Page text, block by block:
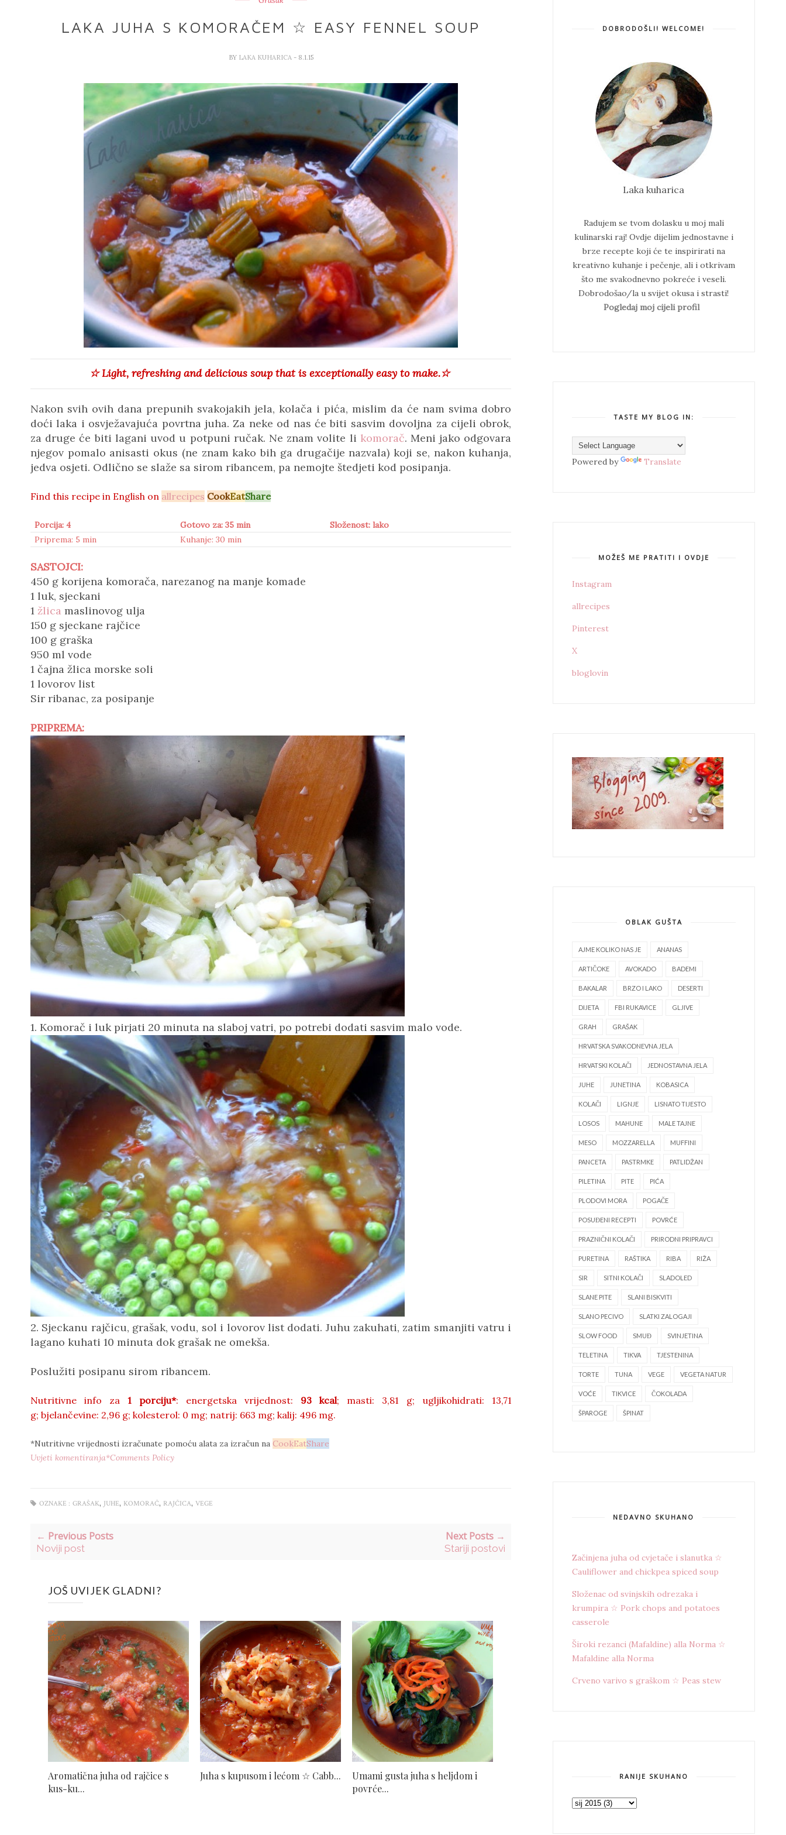
LAKA JUHA S KOMORAČEM ☆ EASY FENNEL SOUP
BY LAKA KUHARICA - 8.1.15
☆ Light, refreshinganddelicioussoup that is exceptionallyeasy to make.☆
Nakon svih ovih dana prepunih svakojakih jela, kolača i pića, mislim da će nam svima dobro
doći laka i osvježavajuća povrtna juha. Za neke od nas će biti sasvim dovoljna za cijeli obrok,
za druge će biti lagani uvod u potpuni ručak. Ne znam volite li komorač. Meni jako odgovara
njegov pomalo anisasti okus (ne znam kako bih ga drugačije nazvala) koji se, nakon kuhanja,
jedva osjeti. Odlično se slaže sa sirom ribancem, pa nemojte štedjeti kod posipanja.
Find this recipe in English on allrecipes CookEatShare
Porcija: 4 Gotovo za: 35 min
Složenost: lako
Priprema: 5 min
Kuhanje: 30 min
SASTOJCI:
450 g korijena komorača, narezanog na manje komade
1 luk, sjeckani
1 žlica maslinovog ulja
150 g sjeckane rajčice
100 g graška
950 ml vode
1 čajna žlica morske soli
1 lovorov list
Sir ribanac, za posipanje
PRIPREMA:
1. Komorač i luk pirjati 20 minuta na slaboj vatri, po potrebi dodati sasvim malo vode.
2. Sjeckanu rajčicu, grašak, vodu, sol i lovorov list dodati. Juhu zakuhati, zatim smanjiti vatru i
lagano kuhati 10 minuta dok grašak ne omekša.
Poslužiti posipanu sirom ribancem.
Nutritivne info za1 porciju*: energetska vrijednost: 93 kcal; masti: 3,81 g; ugljikohidrati: 13,71
g; bjelančevine: 2,96 g; kolesterol: 0 mg; natrij: 663 mg; kalij: 496 mg.
*Nutritivne vrijednosti izračunate pomoću alata za izračun na CookEatShare
Uvjeti komentiranja*Comments Policy
OZNAKE : GRAŠAK, JUHE, KOMORAČ, RAJČICA, VEGE
← Previous Posts
Noviji post
Next Posts →
Stariji postovi
JOŠ UVIJEK GLADNI?
Aromatična juha od rajčice s
kus-ku...
Juha s kupusom i lećom ☆ Cabb...
Umami gusta juha s heljdom i
povrće...
DOBRODOŠLI! WELCOME!
Laka kuharica
Radujem se tvom dolasku u moj mali
kulinarski raj! Ovdje dijelim jednostavne i
brze recepte koji će te inspirirati na
kreativno kuhanje i pečenje, ali i otkrivam
što me svakodnevno pokreće i veseli.
Dobrodošao/la u svijet okusa i strasti!
Pogledaj moj cijeli profil
TASTE MY BLOG IN:
Powered by Translate
MOŽEŠ ME PRATITI I OVDJE
Instagram
allrecipes
Pinterest
X
bloglovin
OBLAK GUŠTA
AJME KOLIKO NAS JE ANANAS
ARTIČOKE AVOKADO BADEMI
BAKALAR BRZO I LAKO DESERTI
DIJETA FBI RUKAVICE GLJIVE
GRAH GRAŠAK
HRVATSKA SVAKODNEVNA JELA
HRVATSKI KOLAČI JEDNOSTAVNA JELA
JUHE JUNETINA KOBASICA
KOLAČI LIGNJE LISNATO TIJESTO
LOSOS MAHUNE MALE TAJNE
MESO MOZZARELLA MUFFINI
PANCETA PASTRMKE PATLIDŽAN
PILETINA PITE PIĆA
PLODOVI MORA POGAČE
POSUĐENI RECEPTI POVRĆE
PRAZNIČNI KOLAČI PRIRODNI PRIPRAVCI
PURETINA RAŠTIKA RIBA RIŽA
SIR SITNI KOLAČI SLADOLED
SLANE PITE SLANI BISKVITI
SLANO PECIVO SLATKI ZALOGAJI
SLOW FOOD SMUĐ SVINJETINA
TELETINA TIKVA TJESTENINA
TORTE TUNA VEGE VEGETA NATUR
VOĆE TIKVICE ČOKOLADA
ŠPAROGE ŠPINAT
NEDAVNO SKUHANO
Začinjena juha od cvjetače i slanutka ☆
Cauliflower and chickpea spiced soup
Složenac od svinjskih odrezaka i
krumpira ☆ Pork chops and potatoes
casserole
Široki rezanci (Mafaldine) alla Norma ☆
Mafaldine alla Norma
Crveno varivo s graškom ☆ Peas stew
RANIJE SKUHANO